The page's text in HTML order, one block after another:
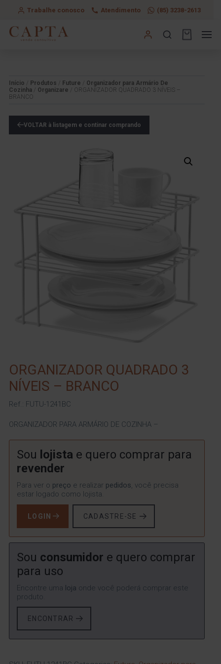
Trabalhe conosco Atendimento (85) 3238-2613
Início Produtos Future
Organizador para Armário De
Cozinha
Organizare / ORGANIZADOR QUADRADO 3 NÍVEIS –
BRANCO
VOLTAR à listagem e continar comprando
ORGANIZADOR QUADRADO 3
NÍVEIS – BRANCO
Ref.: FUTU-1241BC
ORGANIZADOR PARA ARMÁRIO DE COZINHA –
Sou lojista e quero comprar para
revender
Para ver o preço e realizar pedidos, você precisa
estar logado como lojista.
LOGIN CADASTRE-SE
Sou consumidor e quero comprar
para uso
Encontre uma loja onde você poderá comprar este
produto.
ENCONTRAR